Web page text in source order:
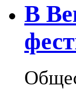
В